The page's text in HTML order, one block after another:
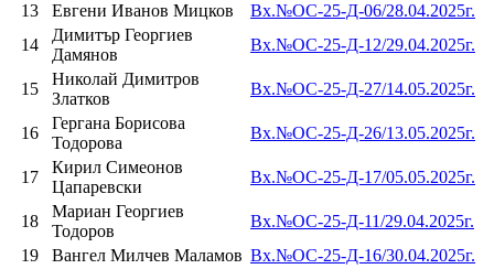
13
Евгени Иванов Мицков
Вх.№ОС-25-Д-06/28.04.2025г.
14
Димитър Георгиев
Дамянов
Вх.№ОС-25-Д-12/29.04.2025г.
15
Николай Димитров
Златков
Вх.№ОС-25-Д-27/14.05.2025г.
16
Гергана Борисова
Тодорова
Вх.№ОС-25-Д-26/13.05.2025г.
17
Кирил Симеонов
Цапаревски
Вх.№ОС-25-Д-17/05.05.2025г.
18
Мариан Георгиев
Тодоров
Вх.№ОС-25-Д-11/29.04.2025г.
19
Вангел Милчев Маламов Вх.№ОС-25-Д-16/30.04.2025г.